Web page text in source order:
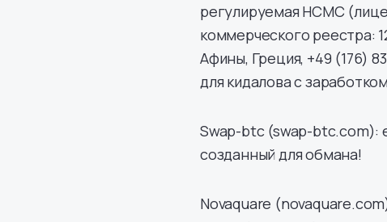
регулируемая HCMC
коммерческого реестра:
Афины, Греция, +49 (176)
для кидалова с
Swap-btc (swap-btc.com):
созданный для обмана!
Novaquare